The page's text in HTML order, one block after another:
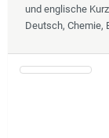
und englische
Deutsch, Chemie,